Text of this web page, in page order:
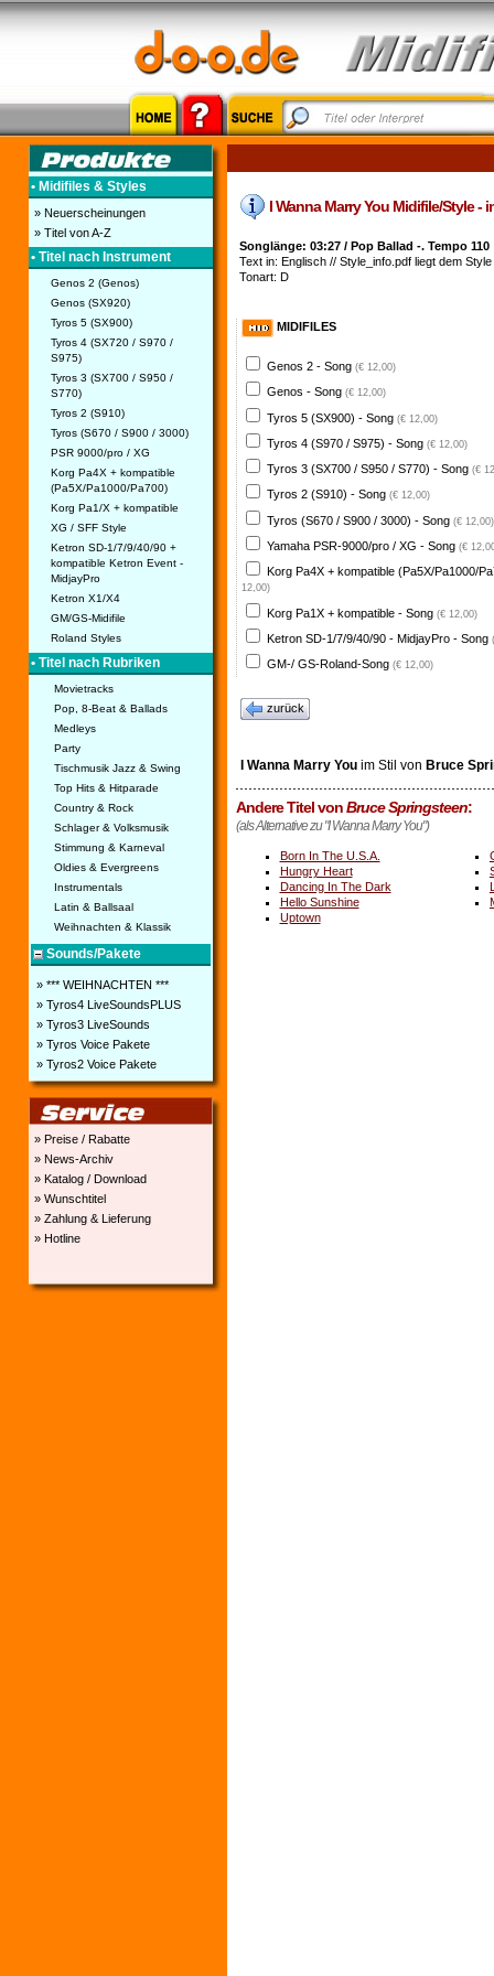
• Midifiles & Styles
» Neuerscheinungen
» Titel von A-Z
• Titel nach Instrument
Genos 2 (Genos)
Genos (SX920)
Tyros 5 (SX900)
Tyros 4 (SX720 / S970 /
S975)
Tyros 3 (SX700 / S950 /
S770)
Tyros 2 (S910)
Tyros (S670 / S900 / 3000)
PSR 9000/pro / XG
Korg Pa4X + kompatible
(Pa5X/Pa1000/Pa700)
Korg Pa1/X + kompatible
XG / SFF Style
Ketron SD-1/7/9/40/90 +
kompatible Ketron Event -
MidjayPro
Ketron X1/X4
GM/GS-Midifile
Roland Styles
• Titel nach Rubriken
Movietracks
Pop, 8-Beat & Ballads
Medleys
Party
Tischmusik Jazz & Swing
Top Hits & Hitparade
Country & Rock
Schlager & Volksmusik
Stimmung & Karneval
Oldies & Evergreens
Instrumentals
Latin & Ballsaal
Weihnachten & Klassik
Sounds/Pakete
» *** WEIHNACHTEN ***
» Tyros4 LiveSoundsPLUS
» Tyros3 LiveSounds
» Tyros Voice Pakete
» Tyros2 Voice Pakete
» Preise / Rabatte
» News-Archiv
» Katalog / Download
» Wunschtitel
» Zahlung & Lieferung
» Hotline
I Wanna Marry You Midifile/Style
Songlänge: 03:27 / Pop Ballad -. Tempo 110
Text in: Englisch // Style_info.pdf liegt dem Style
Tonart: D
MIDIFILES
Genos 2 - Song (€ 12,00)
Genos - Song (€ 12,00)
Tyros 5 (SX900) - Song (€ 12,00)
Tyros 4 (S970 / S975) - Song (€ 12,00)
Tyros 3 (SX700 / S950 / S770) - Song (€
Tyros 2 (S910) - Song (€ 12,00)
Tyros (S670 / S900 / 3000) - Song (€ 12,00)
Yamaha PSR-9000/pro / XG - Song (€
Korg Pa4X + kompatible (Pa5X/Pa1000/
12,00)
Korg Pa1X + kompatible - Song (€ 12,00)
Ketron SD-1/7/9/40/90 - MidjayPro - Song
GM-/ GS-Roland-Song (€ 12,00)
zurück
I Wanna Marry Youim Stil von Bruce
Andere Titel vonBruce Springsteen:
(als Alternative zu "I Wanna Marry You")
Born In The U.S.A.
Hungry Heart
Dancing In The Dark
Hello Sunshine
Uptown